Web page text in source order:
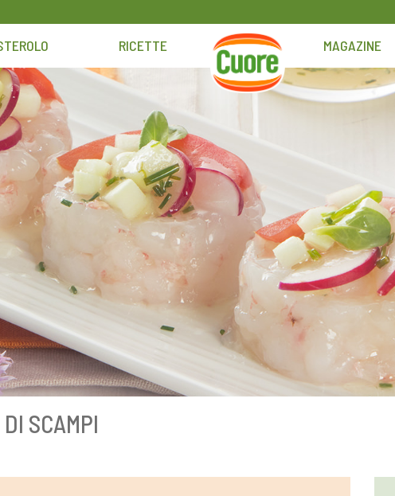
RICETTE HOME MAGAZINE
SCAMPI